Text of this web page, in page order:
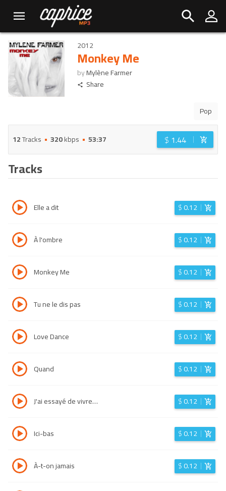
2012
Monkey Me
byMylène Farmer
Share
Pop
12Tracks 320kbps 53:37 $ 1.44
Tracks
Elle a dit $0.12
À l'ombre $0.12
Monkey Me $0.12
Tu ne le dis pas $0.12
Love Dance $0.12
Quand $0.12
J'ai essayé de vivre… $0.12
Ici-bas $0.12
À-t-on jamais $0.12